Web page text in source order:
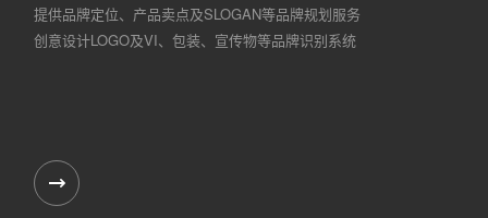
提供品牌定位、产品卖点及SLOGAN等品牌规划服务
创意设计LOGO及VI、包装、宣传物等品牌识别系统